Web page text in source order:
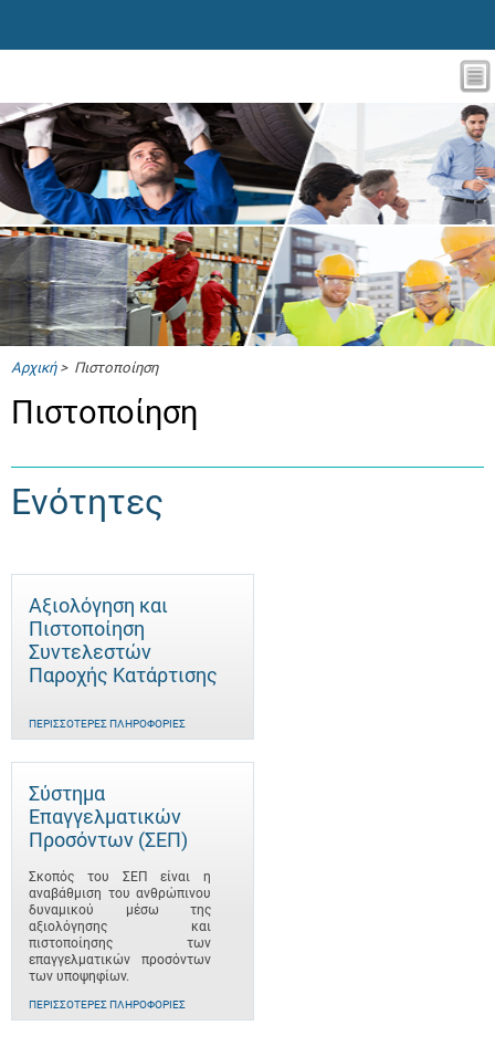
Αρχική> Πιστοποίηση
Πιστοποίηση
Ενότητες
Αξιολόγηση και
Πιστοποίηση
Συντελεστών
Παροχής Κατάρτισης
ΠΕΡΙΣΣΌΤΕΡΕΣ ΠΛΗΡΟΦΟΡΊΕΣ
Σύστημα
Επαγγελματικών
Προσόντων (ΣΕΠ)
Σκοπός του ΣΕΠ είναι η
αναβάθμιση του ανθρώπινου
δυναμικού μέσω της
αξιολόγησης και
πιστοποίησης των
επαγγελματικών προσόντων
των υποψηφίων.
ΠΕΡΙΣΣΌΤΕΡΕΣ ΠΛΗΡΟΦΟΡΊΕΣ